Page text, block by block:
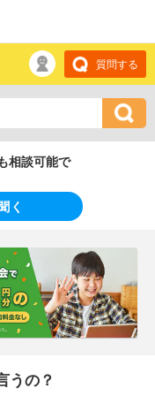
質問する
相談可能で
く
うの？